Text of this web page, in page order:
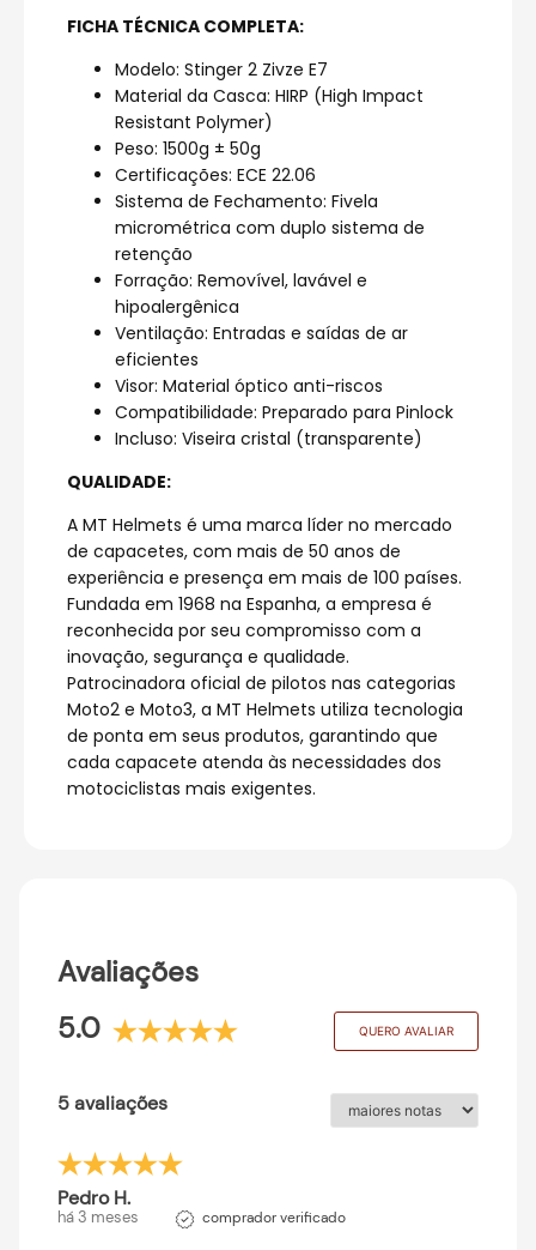
FICHA TÉCNICA COMPLETA:
Modelo: Stinger 2 Zivze E7
Material da Casca: HIRP (High Impact
Resistant Polymer)
Peso: 1500g ± 50g
Certificações: ECE 22.06
Sistema de Fechamento: Fivela
micrométrica com duplo sistema de
retenção
Forração: Removível, lavável e
hipoalergênica
Ventilação: Entradas e saídas de ar
eficientes
Visor: Material óptico anti-riscos
Compatibilidade: Preparado para Pinlock
Incluso: Viseira cristal (transparente)
QUALIDADE:
A MT Helmets é uma marca líder no mercado
de capacetes, com mais de 50 anos de
experiência e presença em mais de 100 países.
Fundada em 1968 na Espanha, a empresa é
reconhecida por seu compromisso com a
inovação, segurança e qualidade.
Patrocinadora oficial de pilotos nas categorias
Moto2 e Moto3, a MT Helmets utiliza tecnologia
de ponta em seus produtos, garantindo que
cada capacete atenda às necessidades dos
motociclistas mais exigentes.
Avaliações
5.0
QUERO AVALIAR
5 avaliações
Pedro H.
há 3 meses comprador verificado